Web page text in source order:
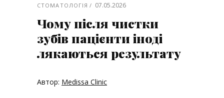
СТОМАТОЛОГІЯ 07.05.2026
Чому після чистки
зубів пацієнти іноді
лякаються результату
Автор: Medissa Clinic